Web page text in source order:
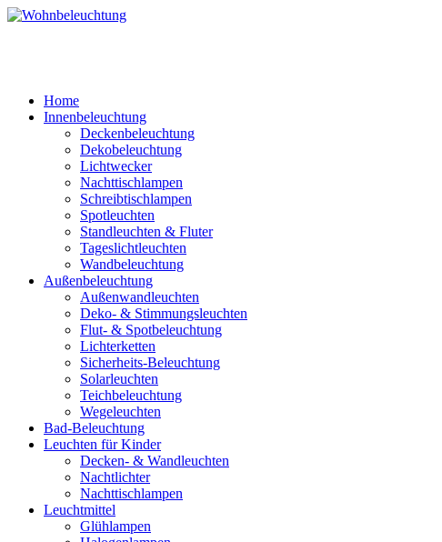
Home
Innenbeleuchtung
Deckenbeleuchtung
Dekobeleuchtung
Lichtwecker
Nachttischlampen
Schreibtischlampen
Spotleuchten
Standleuchten & Fluter
Tageslichtleuchten
Wandbeleuchtung
Außenbeleuchtung
Außenwandleuchten
Deko- & Stimmungsleuchten
Flut- & Spotbeleuchtung
Lichterketten
Sicherheits-Beleuchtung
Solarleuchten
Teichbeleuchtung
Wegeleuchten
Bad-Beleuchtung
Leuchten für Kinder
Decken- & Wandleuchten
Nachtlichter
Nachttischlampen
Leuchtmittel
Glühlampen